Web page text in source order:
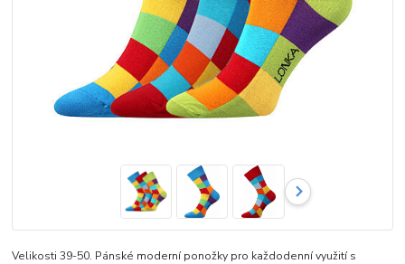
Velikosti 39-50. Pánské moderní ponožky pro každodenní využití s